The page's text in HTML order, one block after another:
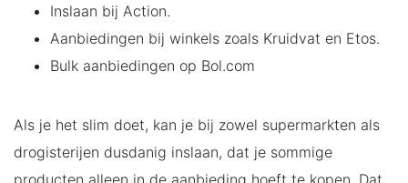
Inslaan bij Action.
Aanbiedingen bij winkels zoals Kruidvat en Etos.
Bulk aanbiedingen op Bol.com
Als je het slim doet, kan je bij zowel supermarkten als
drogisterijen dusdanig inslaan, dat je sommige
producten alleen in de aanbieding hoeft te kopen. Dat